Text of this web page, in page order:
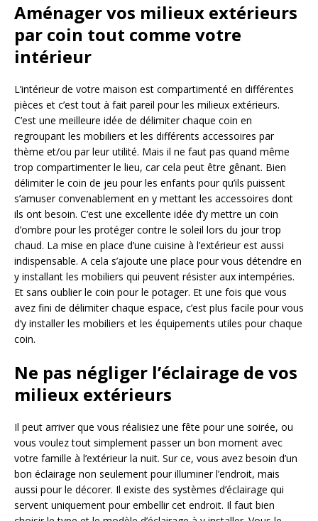
Aménager vos milieux extérieurs
par coin tout comme votre
intérieur
L’intérieur de votre maison est compartimenté en différentes
pièces et c’est tout à fait pareil pour les milieux extérieurs.
C’est une meilleure idée de délimiter chaque coin en
regroupant les mobiliers et les différents accessoires par
thème et/ou par leur utilité. Mais il ne faut pas quand même
trop compartimenter le lieu, car cela peut être gênant. Bien
délimiter le coin de jeu pour les enfants pour qu’ils puissent
s’amuser convenablement en y mettant les accessoires dont
ils ont besoin. C’est une excellente idée d’y mettre un coin
d’ombre pour les protéger contre le soleil lors du jour trop
chaud. La mise en place d’une cuisine à l’extérieur est aussi
indispensable. A cela s’ajoute une place pour vous détendre en
y installant les mobiliers qui peuvent résister aux intempéries.
Et sans oublier le coin pour le potager. Et une fois que vous
avez fini de délimiter chaque espace, c’est plus facile pour vous
d’y installer les mobiliers et les équipements utiles pour chaque
coin.
Ne pas négliger l’éclairage de vos
milieux extérieurs
Il peut arriver que vous réalisiez une fête pour une soirée, ou
vous voulez tout simplement passer un bon moment avec
votre famille à l’extérieur la nuit. Sur ce, vous avez besoin d’un
bon éclairage non seulement pour illuminer l’endroit, mais
aussi pour le décorer. Il existe des systèmes d’éclairage qui
servent uniquement pour embellir cet endroit. Il faut bien